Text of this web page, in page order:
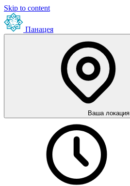
Skip to content
Панацея
Ваша локация